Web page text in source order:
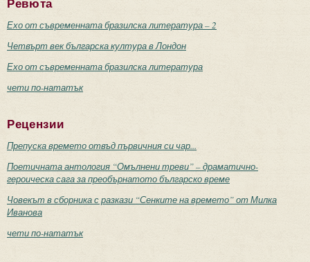
Ревюта
Ехо от съвременната бразилска литература – 2
Четвърт век българска култура в Лондон
Ехо от съвременната бразилска литература
чети по-нататък
Рецензии
Препуска времето отвъд първичния си чар...
Поетичната антология “Омълнени треви” – драматично-
героическа сага за преобърнатото българско време
Човекът в сборника с разкази “Сенките на времето” от Милка
Иванова
чети по-нататък